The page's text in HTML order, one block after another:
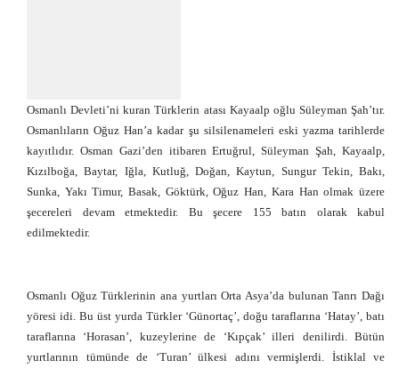
Osmanlı Devleti’ni kuran Türklerin atası Kayaalp oğlu Süleyman Şah’tır.
Osmanlıların Oğuz Han’a kadar şu silsilenameleri eski yazma tarihlerde
kayıtlıdır. Osman Gazi’den itibaren Ertuğrul, Süleyman Şah, Kayaalp,
Kızılboğa, Baytar, Iğla, Kutluğ, Doğan, Kaytun, Sungur Tekin, Bakı,
Sunka, Yakı Timur, Basak, Göktürk, Oğuz Han, Kara Han olmak üzere
şecereleri devam etmektedir. Bu şecere 155 batın olarak kabul
edilmektedir.
Osmanlı Oğuz Türklerinin ana yurtları Orta Asya’da bulunan Tanrı Dağı
yöresi idi. Bu üst yurda Türkler ‘Günortaç’, doğu taraflarına ‘Hatay’, batı
taraflarına ‘Horasan’, kuzeylerine de ‘Kıpçak’ illeri denilirdi. Bütün
yurtlarının tümünde de ‘Turan’ ülkesi adını vermişlerdi. İstiklal ve